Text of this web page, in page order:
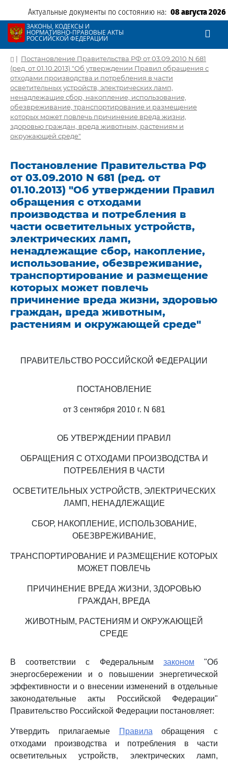
Актуальные документы по состоянию на: 08 августа 2026
ЗАКОНЫ, КОДЕКСЫ И
НОРМАТИВНО-ПРАВОВЫЕ АКТЫ
РОССИЙСКОЙ ФЕДЕРАЦИИ
| Постановление Правительства РФ от 03.09.2010 N 681
(ред. от 01.10.2013) "Об утверждении Правил обращения с
отходами производства и потребления в части
осветительных устройств, электрических ламп,
ненадлежащие сбор, накопление, использование,
обезвреживание, транспортирование и размещение
которых может повлечь причинение вреда жизни,
здоровью граждан, вреда животным, растениям и
окружающей среде"
Постановление Правительства РФ
от 03.09.2010 N 681 (ред. от
01.10.2013) "Об утверждении Правил
обращения с отходами
производства и потребления в
части осветительных устройств,
электрических ламп,
ненадлежащие сбор, накопление,
использование, обезвреживание,
транспортирование и размещение
которых может повлечь
причинение вреда жизни, здоровью
граждан, вреда животным,
растениям и окружающей среде"
ПРАВИТЕЛЬСТВО РОССИЙСКОЙ ФЕДЕРАЦИИ
ПОСТАНОВЛЕНИЕ
от 3 сентября 2010 г. N 681
ОБ УТВЕРЖДЕНИИ ПРАВИЛ
ОБРАЩЕНИЯ С ОТХОДАМИ ПРОИЗВОДСТВА И
ПОТРЕБЛЕНИЯ В ЧАСТИ
ОСВЕТИТЕЛЬНЫХ УСТРОЙСТВ, ЭЛЕКТРИЧЕСКИХ
ЛАМП, НЕНАДЛЕЖАЩИЕ
СБОР, НАКОПЛЕНИЕ, ИСПОЛЬЗОВАНИЕ,
ОБЕЗВРЕЖИВАНИЕ,
ТРАНСПОРТИРОВАНИЕ И РАЗМЕЩЕНИЕ КОТОРЫХ
МОЖЕТ ПОВЛЕЧЬ
ПРИЧИНЕНИЕ ВРЕДА ЖИЗНИ, ЗДОРОВЬЮ
ГРАЖДАН, ВРЕДА
ЖИВОТНЫМ, РАСТЕНИЯМ И ОКРУЖАЮЩЕЙ
СРЕДЕ
В соответствии с Федеральным законом "Об
энергосбережении и о повышении энергетической
эффективности и о внесении изменений в отдельные
законодательные акты Российской Федерации"
Правительство Российской Федерации постановляет:
Утвердить прилагаемые Правила обращения с
отходами производства и потребления в части
осветительных устройств, электрических ламп,